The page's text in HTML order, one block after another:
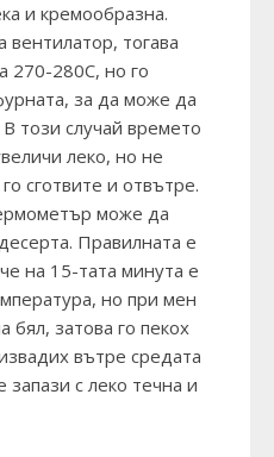
и кремообразна.
тогава
270-280С, но го
за да може да
този случай времето
леко, но не
сготвите и отвътре.
може да
Правилната е
на 15-тата минута е
но при мен
затова го пекох
вътре средата
с леко течна и